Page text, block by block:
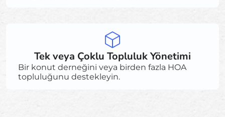
Tek veya Çoklu Topluluk Yönetimi
Bir konut derneğini veya birden fazla HOA
topluluğunu destekleyin.